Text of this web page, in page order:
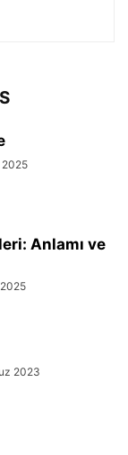
2025
Anlamı ve
2025
2023